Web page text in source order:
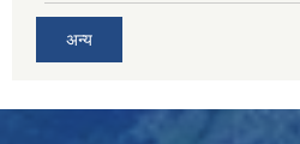
अन्य